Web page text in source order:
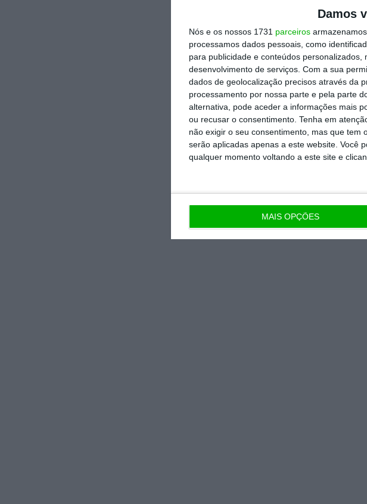
Damos
Nós e os nossos 1731 parceiros
processamos dados pessoais, como
para publicidade e conteúdos
desenvolvimento de serviços. Com a sua
dados de geolocalização precisos através da
processamento por nossa parte e pela parte
alternativa, pode aceder a informações mais
ou recusar o consentimento. Tenha em
não exigir o seu consentimento, mas que tem
serão aplicadas apenas a este website. Você
qualquer momento voltando a este site e
MAIS OPÇÕES